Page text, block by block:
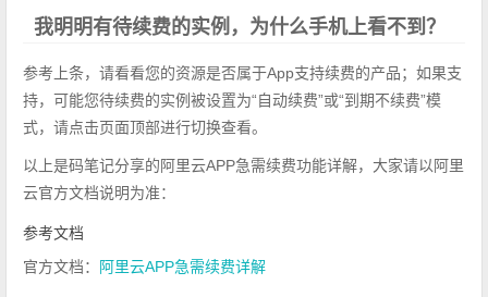
我明明有待续费的实例，为什么手机上看不到？
参考上条，请看看您的资源是否属于App支持续费的产品；如果支
持，可能您待续费的实例被设置为“自动续费”或“到期不续费”模
式，请点击页面顶部进行切换查看。
以上是码笔记分享的阿里云APP急需续费功能详解，大家请以阿里
云官方文档说明为准：
参考文档
官方文档：
阿里云APP急需续费详解